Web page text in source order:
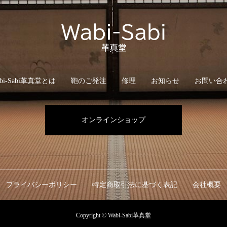
Sabi革真堂とは 鞄のご発注 修理 お知らせ お問い合
オンラインショップ
プライバシーポリシー 特定商取引法に基づく表記 会社概要
Copyright © Wabi-Sabi革真堂